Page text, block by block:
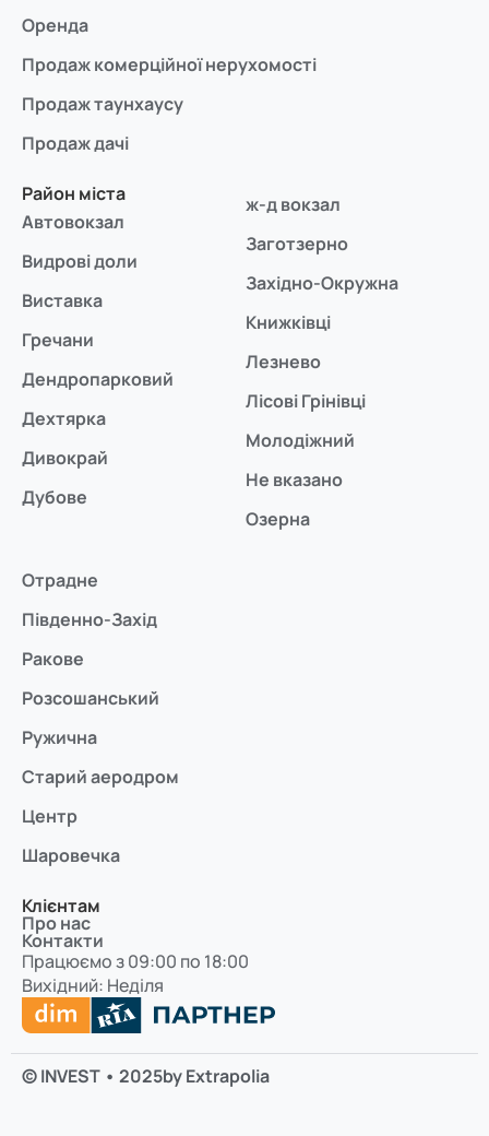
Оренда
Продаж комерційної нерухомості
Продаж таунхаусу
Продаж дачі
Район міста
Автовокзал
Видрові доли
Виставка
Гречани
Дендропарковий
Дехтярка
Дивокрай
Дубове
ж-д вокзал
Заготзерно
Західно-Окружна
Книжківці
Лезнево
Лісові Грінівці
Молодіжний
Не вказано
Озерна
Отрадне
Південно-Захід
Ракове
Розсошанський
Ружична
Старий аеродром
Центр
Шаровечка
Клієнтам
Про нас
Контакти
Працюємо з 09:00 по 18:00
Вихідний: Неділя
© INVEST • 2025by Extrapolia